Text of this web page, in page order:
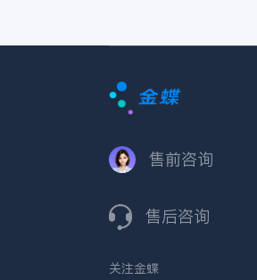
售前咨询
售后咨询
关注金蝶